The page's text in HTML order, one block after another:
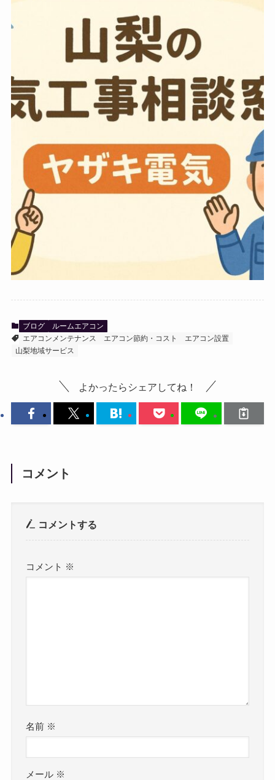
ブログ
ルームエアコン
エアコンメンテナンス
エアコン節約・コスト
エアコン設置
山梨地域サービス
よかったらシェアしてね！
コメント
コメントする
コメント ※
名前 ※
メール ※